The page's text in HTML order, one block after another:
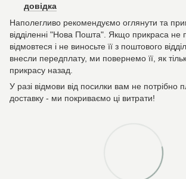
довідка
Наполегливо рекомендуємо оглянути та
відділенні "Нова Пошта". Якщо прикраса не
відмовтеся і не виносьте її з поштового
внесли передплату, ми повернемо її, як
прикрасу назад.
У разі відмови від посилки вам не потрібно
доставку - ми покриваємо ці витрати!